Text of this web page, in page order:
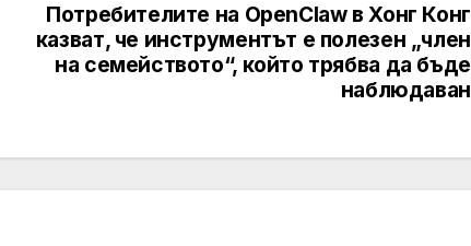
Потребителите на OpenClaw в Хонг Конг
казват, че инструментът е полезен „член
на семейството“, който трябва да бъде
наблюдаван